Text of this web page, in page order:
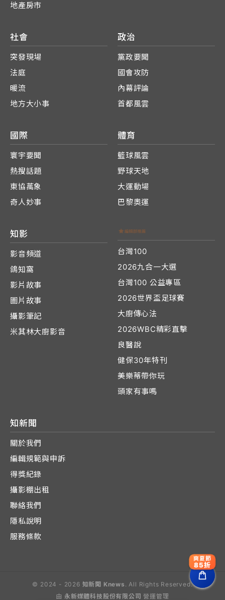
地產房市
社會
突發現場
法庭
暖流
地方大小事
政治
黨政要聞
國會攻防
內幕評論
首都風雲
國際
寰宇要聞
熱搜話題
東協萬象
奇人妙事
體育
籃球風雲
野球天地
大運動場
巴黎奧運
知影
影音頻道
鴿知窩
影片故事
圖片故事
攝影筆記
米其林大廚影音
台灣100
2026九合一大選
台灣100 公益專區
2026世界盃足球賽
大廚傳心法
2026WBC精彩直擊
良醫說
健保30年特刊
美樂蒂帶你玩
頭家有事嗎
知新聞
關於我們
編輯規範與申訴
得獎紀錄
攝影棚出租
聯絡我們
隱私說明
服務條款
© 2024 - 2026 知新聞 Knews . All Rights Reserved.
由 永新媒體科技股份有限公司 營運管理
爽夏節
85折